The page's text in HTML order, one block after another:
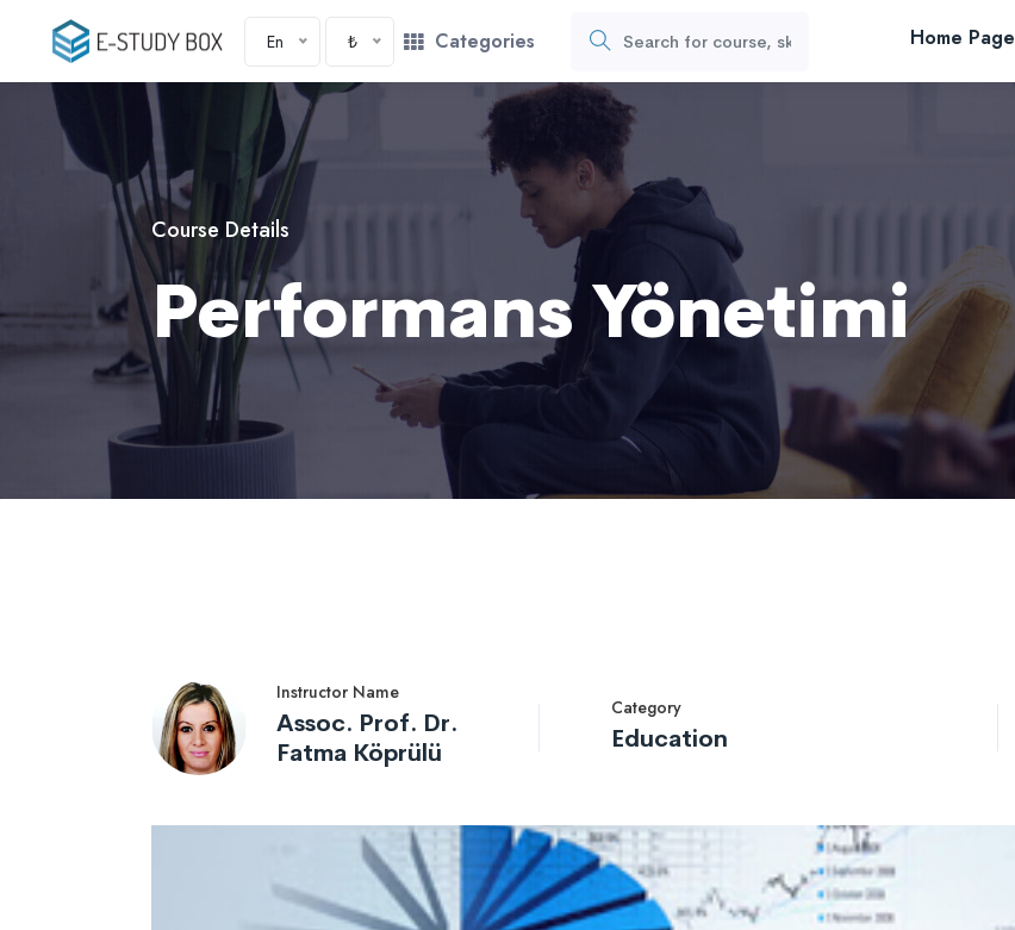
En ₺ Categories Home Page
Course Details
Performans Yönetimi
Instructor Name
Assoc. Prof. Dr.
Fatma Köprülü
Category
Education